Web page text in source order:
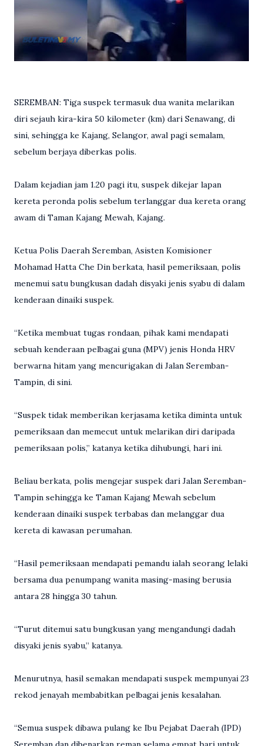
SEREMBAN: Tiga suspek termasuk dua wanita melarikan
diri sejauh kira-kira 50 kilometer (km) dari Senawang, di
sini, sehingga ke Kajang, Selangor, awal pagi semalam,
sebelum berjaya diberkas polis.
Dalam kejadian jam 1.20 pagi itu, suspek dikejar lapan
kereta peronda polis sebelum terlanggar dua kereta orang
awam di Taman Kajang Mewah, Kajang.
Ketua Polis Daerah Seremban, Asisten Komisioner
Mohamad Hatta Che Din berkata, hasil pemeriksaan, polis
menemui satu bungkusan dadah disyaki jenis syabu di dalam
kenderaan dinaiki suspek.
“Ketika membuat tugas rondaan, pihak kami mendapati
sebuah kenderaan pelbagai guna (MPV) jenis Honda HRV
berwarna hitam yang mencurigakan di Jalan Seremban-
Tampin, di sini.
“Suspek tidak memberikan kerjasama ketika diminta untuk
pemeriksaan dan memecut untuk melarikan diri daripada
pemeriksaan polis,” katanya ketika dihubungi, hari ini.
Beliau berkata, polis mengejar suspek dari Jalan Seremban-
Tampin sehingga ke Taman Kajang Mewah sebelum
kenderaan dinaiki suspek terbabas dan melanggar dua
kereta di kawasan perumahan.
“Hasil pemeriksaan mendapati pemandu ialah seorang lelaki
bersama dua penumpang wanita masing-masing berusia
antara 28 hingga 30 tahun.
“Turut ditemui satu bungkusan yang mengandungi dadah
disyaki jenis syabu,” katanya.
Menurutnya, hasil semakan mendapati suspek mempunyai 23
rekod jenayah membabitkan pelbagai jenis kesalahan.
“Semua suspek dibawa pulang ke Ibu Pejabat Daerah (IPD)